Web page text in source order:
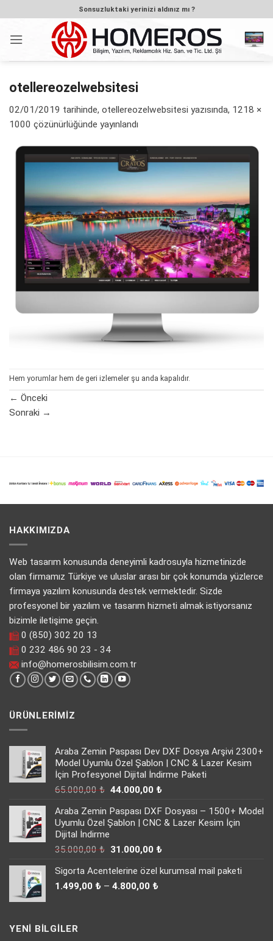
atla
Sonsuzluktaki yerinizi aldınız mı ?
otellereozelwebsitesi
02/01/2019 tarihinde, otellereozelwebsitesi yazısında, 1218 ×
1000 çözünürlüğünde yayınlandı
Hem yorumlar hem de geri izlemeler şu anda kapalıdır.
← Önceki
Sonraki →
HAKKIMIZDA
Web tasarım konusunda deneyimli kadrosuyla hizmetinizde
olan firmamız Türkiye ve uluslar arası bir çok konumda yüzlerce
firmaya yazılım konusunda destek vermektedir. Sizde
profesyonel bir yazılım ve tasarım hizmeti almak istiyorsanız
bizimle iletişime geçin.
0 (850) 302 20 13
0 232 486 90 23 - 34
info@homerosbilisim.com.tr
ÜRÜNLERIMIZ
Araba Zemin Paspası Dev DXF Dosya Arşivi 2300+
Model Uyumlu Özel Şablon | CNC & Lazer Kesim
İçin Profesyonel Dijital İndirme Paketi
65.000,00₺ Orijinal
65.000,00 ₺.
44.000,00 ₺Şu
fiyat:
44.000,00 ₺.
Araba Zemin Paspası DXF Dosyası – 1500+ Model
Uyumlu Özel Şablon | CNC & Lazer Kesim İçin
Dijital İndirme
35.000,00₺ Orijinal
35.000,00 ₺.
31.000,00 ₺Şu
fiyat:
Sigorta Acentelerine özel kurumsal mail paketi
1.499,00 ₺ – 4.800,00 ₺
YENI BILGILER